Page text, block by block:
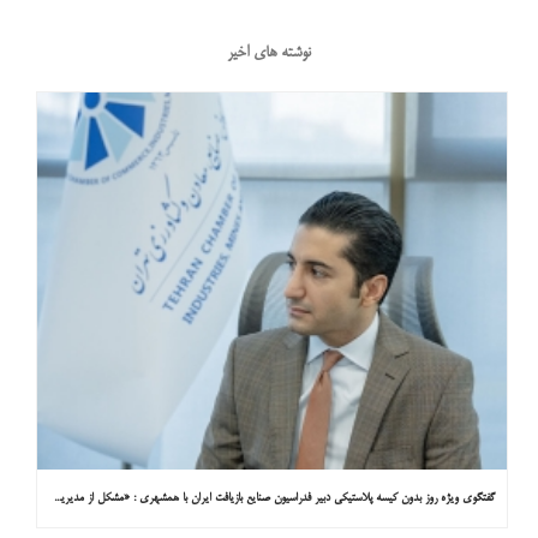
نوشته های اخیر
گفتگوی ویژه روز بدون کیسه پلاستیکی دبیر فدراسیون صنایع بازیافت ایران با همشهری : «مشکل از مدیریت پسماند پلاستیکی است، نه کیسه پلاستیکی»